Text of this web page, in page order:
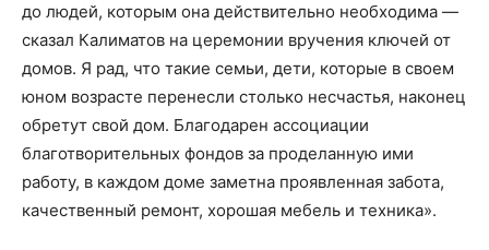
до людей, которым она действительно необходима —
сказал Калиматов на церемонии вручения ключей от
домов. Я рад, что такие семьи, дети, которые в своем
юном возрасте перенесли столько несчастья, наконец
обретут свой дом. Благодарен ассоциации
благотворительных фондов за проделанную ими
работу, в каждом доме заметна проявленная забота,
качественный ремонт, хорошая мебель и техника».